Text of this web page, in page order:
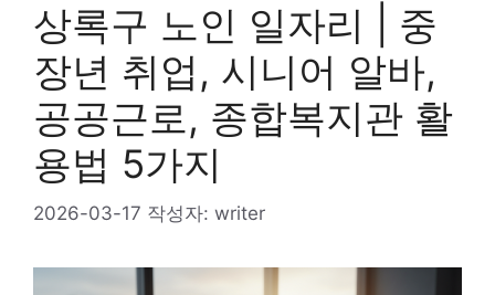
상록구 노인 일자리 | 중
장년 취업, 시니어 알바,
공공근로, 종합복지관 활
용법 5가지
2026-03-17 작성자: writer